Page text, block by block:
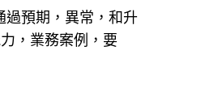
過預期，異常，和升
，業務案例，要